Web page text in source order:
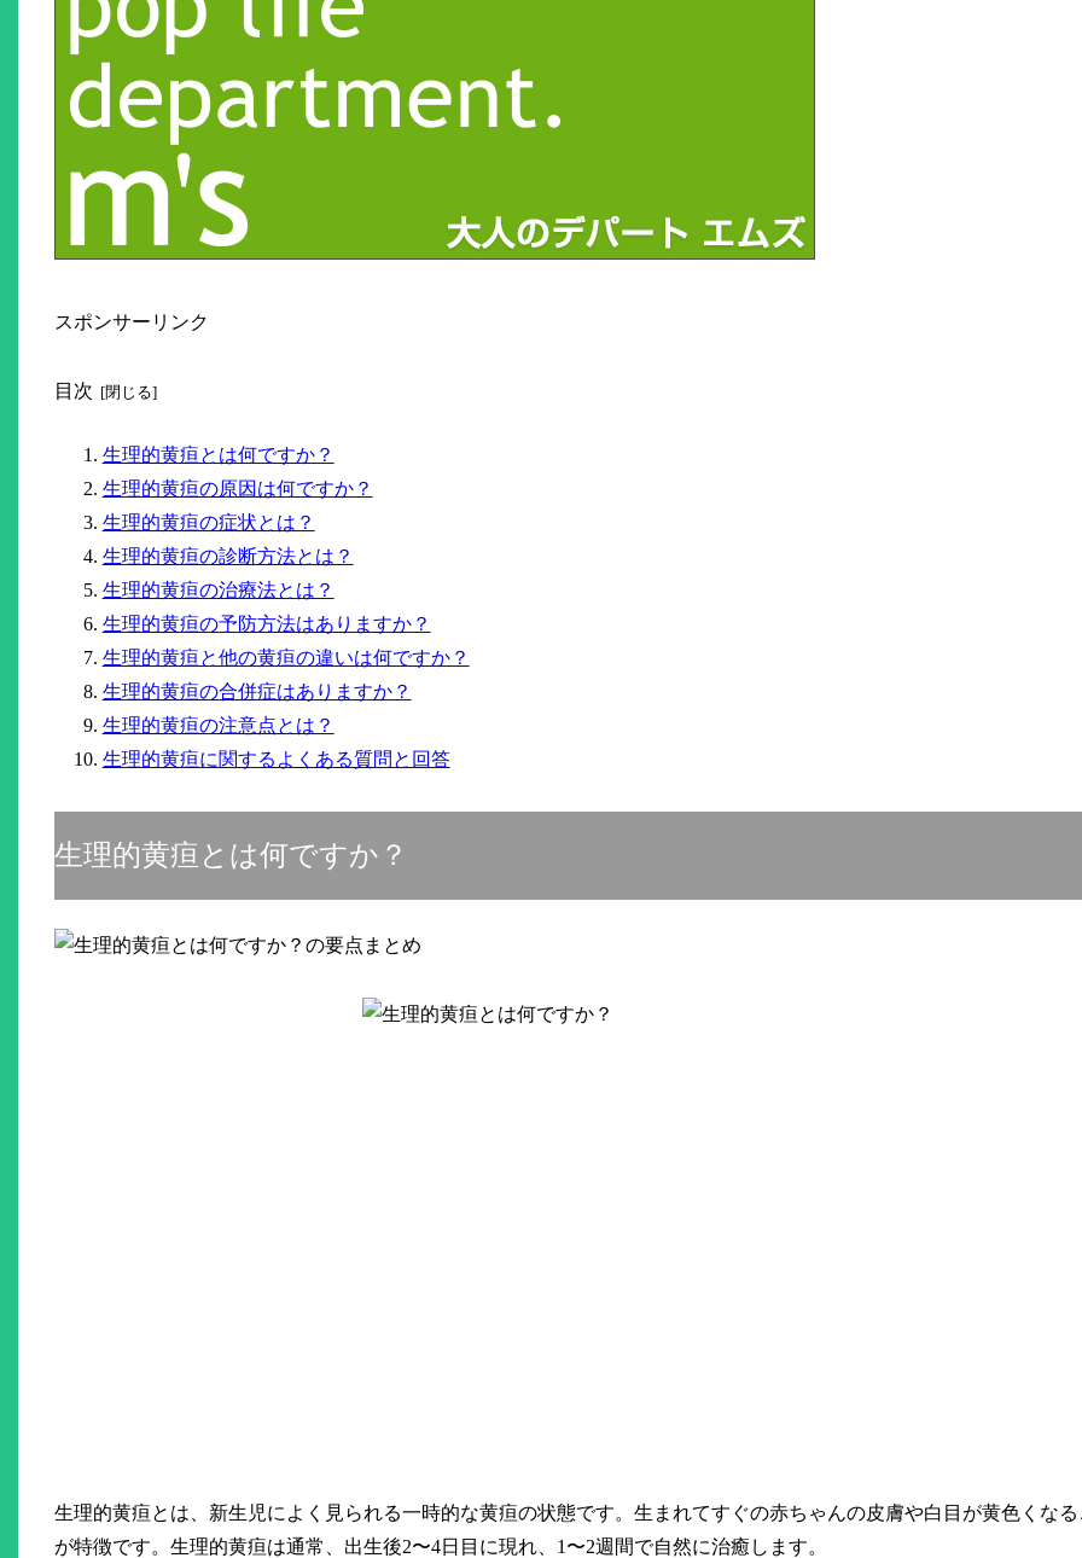
スポンサーリンク
目次
生理的黄疸とは何ですか？
生理的黄疸の原因は何ですか？
生理的黄疸の症状とは？
生理的黄疸の診断方法とは？
生理的黄疸の治療法とは？
生理的黄疸の予防方法はありますか？
生理的黄疸と他の黄疸の違いは何ですか？
生理的黄疸の合併症はありますか？
生理的黄疸の注意点とは？
生理的黄疸に関するよくある質問と回答
生理的黄疸とは何ですか？
生理的黄疸とは、新生児によく見られる一時的な黄疸の状態です。生まれてすぐの赤ちゃんの皮膚や白目が黄色くなる
が特徴です。生理的黄疸は通常、出生後2〜4日目に現れ、1〜2週間で自然に治癒します。